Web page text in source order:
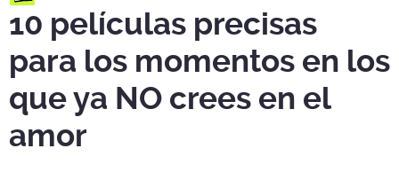
10 películas precisas
para los momentos en los
que ya NO crees en el
amor